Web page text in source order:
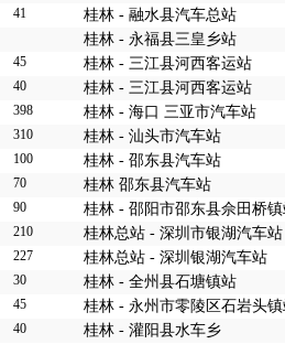
41 桂林 - 融水县汽车总站
桂林 - 永福县三皇乡站
45 桂林 - 三江县河西客运站
40 桂林 - 三江县河西客运站
398 桂林 - 海口 三亚市汽车站
310 桂林 - 汕头市汽车站
100 桂林 - 邵东县汽车站
70 桂林 邵东县汽车站
90 桂林 - 邵阳市邵东县佘田桥
210 桂林总站 - 深圳市银湖汽车站
227 桂林总站 - 深圳银湖汽车站
30 桂林 - 全州县石塘镇站
45 桂林 - 永州市零陵区石岩头
40 桂林 - 灌阳县水车乡